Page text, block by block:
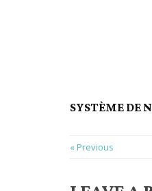
SYSTÈME DE
« Previous